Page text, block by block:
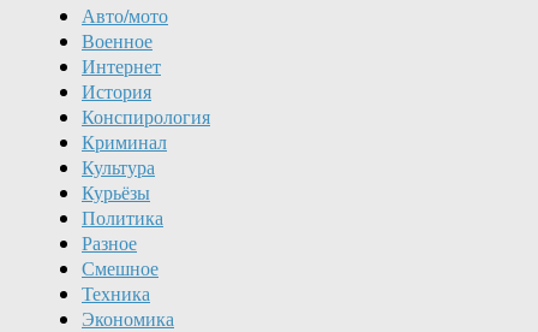
Авто/мото
Военное
Интернет
История
Конспирология
Криминал
Культура
Курьёзы
Политика
Разное
Смешное
Техника
Экономика